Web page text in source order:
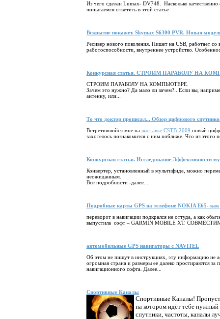
Из чего сделан Lumax- DV748. Насколько
попытаемся ответить в этой статье
Вскрытие покажет. Skymax S6300 PVR. Новая
Ресивер нового поколения. Пишет на USB,
работоспособности, внутреннее устройство.
Конкурсная статья. СТРОИМ ПАРАБОЛУ НА
СТРОИМ ПАРАБОЛУ НА КОМПЬЮТЕРЕ.
Зачем это нужно? Да мало ли зачем?.. Если вы,
антенну, или...
То что доктор прописал... Обзор цифрового
Встретившийся мне на выставке CSTB-2009 новый
захотелось познакомится с ним поближе. Что из этого
Конкурсная статья. Исследование Эффективности
Конвертер, установленный в мультифиде, можно
неожиданным.
Все подробности -далее...
Подробные карты GPS на телефоне NOKIA E65- как
переворот в навигации подкрался не оттуда, а как
выпустила софт – GARMIN MOBILE XT.
автомобильные GPS навигаторы с NAVITEL
Об этом не пишут в инструкциях, эту информацию не
огромная страна и размеры ее далеко простираются
навигационного софта. Далее...
Спортивные Каналы
Спортивные Каналы!
на котором идёт тебе нужный
спутники, частоты, каналы